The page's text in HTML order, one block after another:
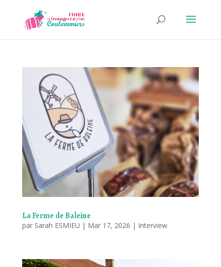
La Ferme de Baleine
par Sarah ESMIEU | Mar 17, 2026 | Interview